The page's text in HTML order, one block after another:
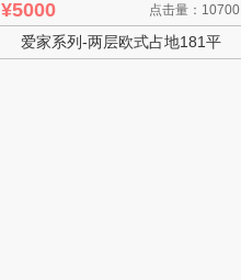
¥5000 点击量：10700
爱家系列-两层欧式占地181平